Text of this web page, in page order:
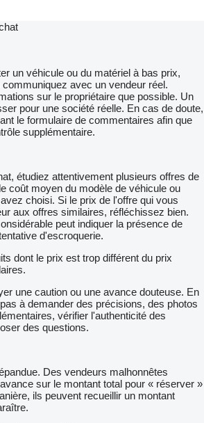
un véhicule ou du matériel à bas prix,
avec un vendeur réel.
sur le propriétaire que possible. Un
pour une société réelle. En cas de doute,
le formulaire de commentaires afin que
supplémentaire.
étudiez attentivement plusieurs offres de
coût moyen du modèle de véhicule ou
choisi. Si le prix de l'offre qui vous
aux offres similaires, réfléchissez bien.
peut indiquer la présence de
d'escroquerie.
dont le prix est trop différent du prix
une caution ou une avance douteuse. En
à demander des précisions, des photos
vérifier l'authenticité des
des questions.
Des vendeurs malhonnêtes
sur le montant total pour « réserver »
ils peuvent recueillir un montant